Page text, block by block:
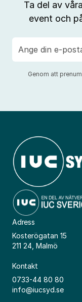
Ta del av
event och
post
Genom att
Adress
Kosterögatan 15
211 24, Malmö
Kontakt
0733-44 80 80
info@iucsyd.se